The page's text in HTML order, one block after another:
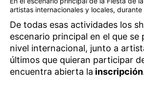
artistas internacionales y locales,
De todas esas actividades los
escenario principal en el que
nivel internacional, junto a
últimos que quieran participar
encuentra abierta la inscripción